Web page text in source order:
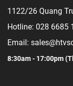
1122/26 Quang
Hotline: 028 6685
Email:
8:30am - 17:00pm (